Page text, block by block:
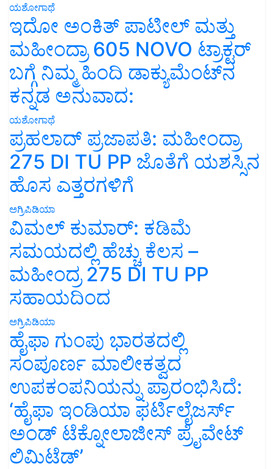
ಯಶೋಗಾಥೆ
ಇದೋ ಅಂಕಿತ್ ಪಾಟೀಲ್ ಮತ್ತು
ಮಹೀಂದ್ರಾ 605 NOVO ಟ್ರಾಕ್ಟರ್
ಬಗ್ಗೆ ನಿಮ್ಮ ಹಿಂದಿ ಡಾಕ್ಯುಮೆಂಟ್‌ನ
ಕನ್ನಡ ಅನುವಾದ:
ಯಶೋಗಾಥೆ
ಪ್ರಹಲಾದ್ ಪ್ರಜಾಪತಿ: ಮಹೀಂದ್ರಾ
275 DI TU PP ಜೊತೆಗೆ ಯಶಸ್ಸಿನ
ಹೊಸ ಎತ್ತರಗಳಿಗೆ
ಅಗ್ರಿಪಿಡಿಯಾ
ವಿಮಲ್ ಕುಮಾರ್: ಕಡಿಮೆ
ಸಮಯದಲ್ಲಿ ಹೆಚ್ಚು ಕೆಲಸ –
ಮಹೀಂದ್ರ 275 DI TU PP
ಸಹಾಯದಿಂದ
ಅಗ್ರಿಪಿಡಿಯಾ
ಹೈಫಾ ಗುಂಪು ಭಾರತದಲ್ಲಿ
ಸಂಪೂರ್ಣ ಮಾಲೀಕತ್ವದ
ಉಪಕಂಪನಿಯನ್ನು ಪ್ರಾರಂಭಿಸಿದೆ:
‘ಹೈಫಾ ಇಂಡಿಯಾ ಫರ್ಟಿಲೈಜರ್ಸ್
ಅಂಡ್ ಟೆಕ್ನೋಲಾಜೀಸ್ ಪ್ರೈವೇಟ್
ಲಿಮಿಟೆಡ್’